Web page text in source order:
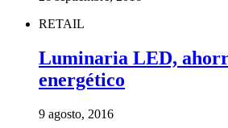
RETAIL
Luminaria LED,
energético
9 agosto, 2016